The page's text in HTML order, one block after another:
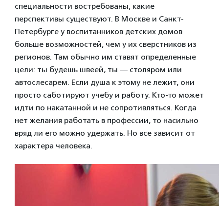
специальности востребованы, какие
перспективы существуют. В Москве и Санкт-
Петербурге у воспитанников детских домов
больше возможностей, чем у их сверстников из
регионов. Там обычно им ставят определенные
цели: ты будешь швеей, ты — столяром или
автослесарем. Если душа к этому не лежит, они
просто саботируют учебу и работу. Кто-то может
идти по накатанной и не сопротивляться. Когда
нет желания работать в профессии, то насильно
вряд ли его можно удержать. Но все зависит от
характера человека.